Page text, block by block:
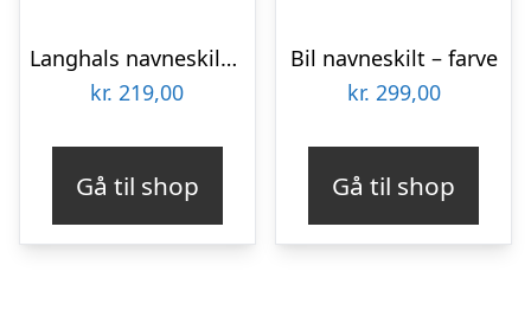
Langhals navneskilt – farve
kr. 219,00
Gå til shop
Bil navneskilt – farve
kr. 299,00
Gå til shop